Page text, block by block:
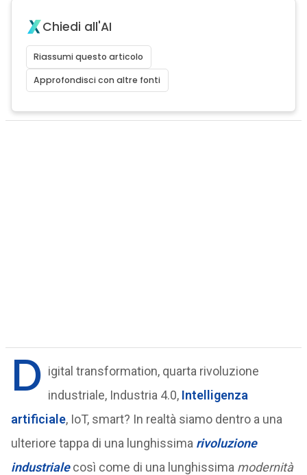
Chiedi all'AI
Riassumi questo articolo
Approfondisci con altre fonti
D igital transformation, quarta rivoluzione
industriale, Industria 4.0, Intelligenza
artificiale, IoT, smart? In realtà siamo dentro a una
ulteriore tappa di una lunghissima rivoluzione
industrialecosì come di una lunghissima modernità